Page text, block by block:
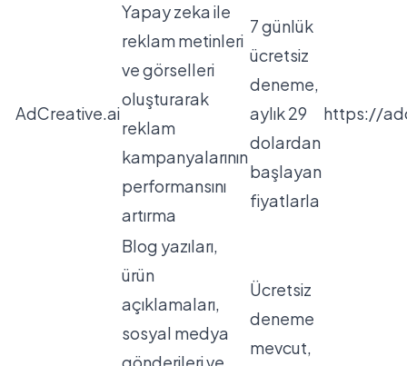
AdCreative.ai
Yapay zeka ile
reklam metinleri
ve görselleri
oluşturarak
reklam
kampanyalarının
performansını
artırma
7 günlük
ücretsiz
deneme,
aylık 29
dolardan
başlayan
fiyatlarla
https://
Blog yazıları,
ürün
açıklamaları,
sosyal medya
Ücretsiz
deneme
mevcut,